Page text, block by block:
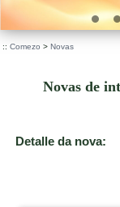
:: Comezo > Novas
Novas de
Detalle da nova: